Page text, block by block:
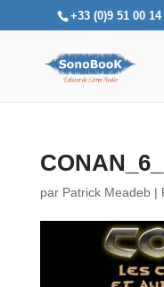
+33 (0)9 51 00 14
par Patrick Meadeb|